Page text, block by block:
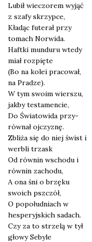
Lubił wie­czo­rem wyjąć
z sza­fy skrzyp­ce,
Kła­dąc fute­rał przy
tomach Nor­wi­da.
Haft­ki mun­du­ru wte­dy
miał roz­pię­te
(Bo na kolei pra­co­wał,
na Pra­dze).
W tym swo­im wier­szu,
jak­by testa­men­cie,
Do Świa­to­wi­da przy­
rów­nał ojczy­znę.
Zbli­ża się do niej świst i
wer­bli trzask
Od rów­nin wscho­du i
rów­nin zacho­du,
A ona śni o brzę­ku
swo­ich psz­czół,
O popo­łu­dniach w
hespe­ryj­skich sadach.
Czy za to strze­lą w tył
gło­wy Seby­le